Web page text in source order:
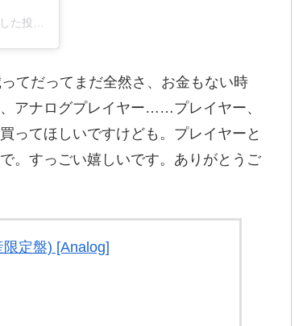
投稿 –
てだってまだ全然さ、お金もない時
アナログプレイヤー……プレイヤー、
ってほしいですけども。プレイヤーと
。すっごい嬉しいです。ありがとうご
定盤) [Analog]